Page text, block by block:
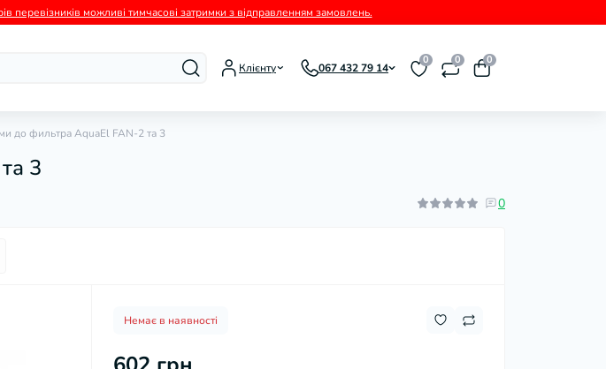
перевізників можливі тимчасові затримки з відправленням замовлень.
Клієнту 067 432 79 14
0 0 0
до фильтра AquaEl FAN-2 та 3
3
0
Немає в наявності